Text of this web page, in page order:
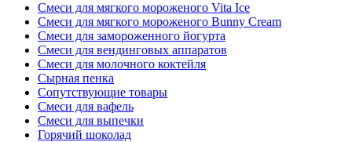
Смеси для мягкого мороженого Vita Ice
Смеси для мягкого мороженого Bunny Cream
Смеси для замороженного йогурта
Смеси для вендинговых аппаратов
Смеси для молочного коктейля
Сырная пенка
Сопутствующие товары
Смеси для вафель
Смеси для выпечки
Горячий шоколад